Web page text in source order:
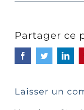
Partager ce
FacebookTwitter
Laisser un